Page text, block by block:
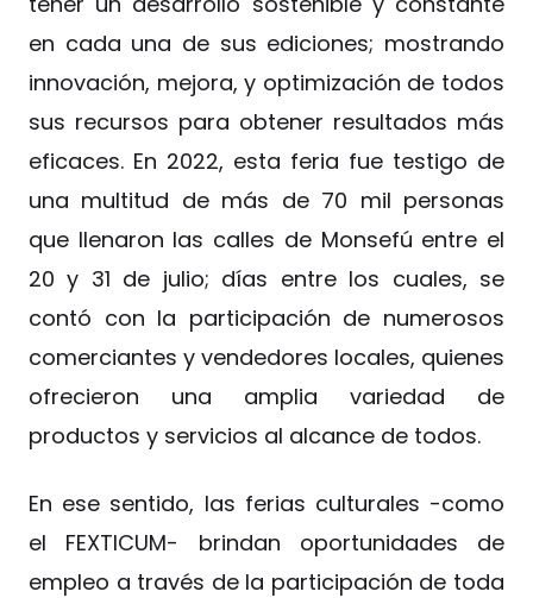
en cada una de sus ediciones; mostrando
innovación, mejora, y optimización de todos
sus recursos para obtener resultados más
eficaces. En 2022, esta feria fue testigo de
una multitud de más de 70 mil personas
que llenaron las calles de Monsefú entre el
20 y 31 de julio; días entre los cuales, se
contó con la participación de numerosos
comerciantes y vendedores locales, quienes
ofrecieron una amplia variedad de
productos y servicios al alcance de todos.
En ese sentido, las ferias culturales -como
el FEXTICUM- brindan oportunidades de
empleo a través de la participación de toda